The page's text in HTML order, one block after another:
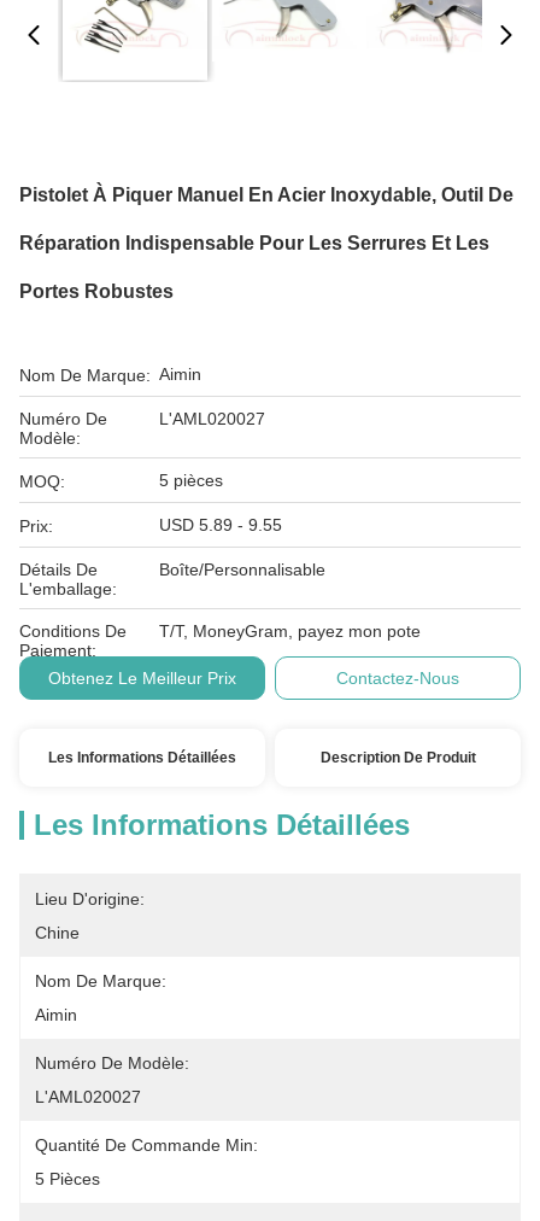
Pistolet À Piquer Manuel En Acier Inoxydable, Outil De
Réparation Indispensable Pour Les Serrures Et Les
Portes Robustes
Nom De Marque: Aimin
Numéro De
Modèle:
L'AML020027
MOQ: 5 pièces
Prix: USD 5.89 - 9.55
Détails De
L'emballage:
Boîte/Personnalisable
Conditions De
Paiement:
T/T, MoneyGram, payez mon pote
Obtenez Le Meilleur Prix Contactez-Nous
Les Informations Détaillées Description De Produit
Les Informations Détaillées
Lieu D'origine:
Chine
Nom De Marque:
Aimin
Numéro De Modèle:
L'AML020027
Quantité De Commande Min:
5 Pièces